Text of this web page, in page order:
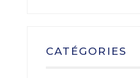
CATÉGORIES